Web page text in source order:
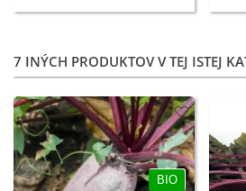
7 INÝCH PRODUKTOV V TEJ ISTEJ
BIO